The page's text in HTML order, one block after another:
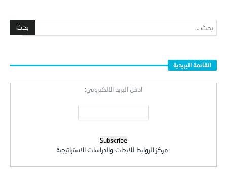
القائمة البريدية
ادخل البريد الالكتروني:
: مركز الروابط للابحاث والدراسات الاستراتيجية